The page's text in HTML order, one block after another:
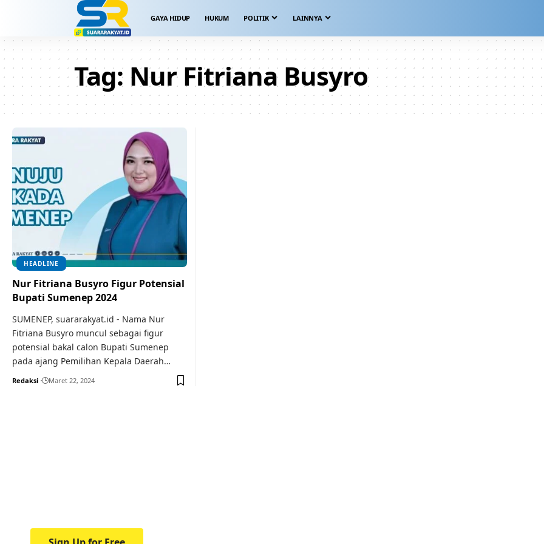
GAYA HIDUP HUKUM POLITIK LAINNYA
Tag: Nur Fitriana Busyro
HEADLINE
Nur Fitriana Busyro Figur Potensial
Bupati Sumenep 2024
SUMENEP, suararakyat.id - Nama Nur
Fitriana Busyro muncul sebagai figur
potensial bakal calon Bupati Sumenep
pada ajang Pemilihan Kepala Daerah…
Redaksi Maret 22, 2024